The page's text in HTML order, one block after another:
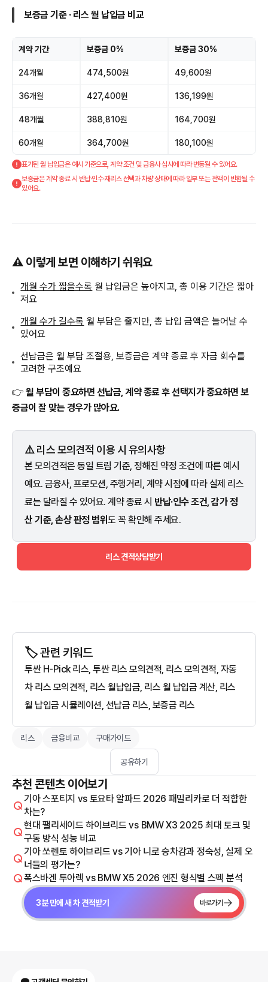
보증금 기준 · 리스 월 납입금 비교
계약 기간 보증금 0% 보증금 30%
24개월 474,500원 49,600원
36개월 427,400원 136,199원
48개월 388,810원 164,700원
60개월 364,700원 180,100원
표기된 월 납입금은 예시 기준으로, 계약 조건 및 금융사 심사에 따라 변동될 수 있어요.
보증금은 계약 종료 시 반납·인수·재리스 선택과 차량 상태에 따라 일부 또는 전액이 반환될 수
있어요.
⚠️ 이렇게 보면 이해하기 쉬워요
개월 수가 짧을수록 월 납입금은 높아지고, 총 이용 기간은 짧아
져요
개월 수가 길수록 월 부담은 줄지만, 총 납입 금액은 늘어날 수
있어요
선납금은 월 부담 조절용, 보증금은 계약 종료 후 자금 회수를
고려한 구조예요
👉 월 부담이 중요하면 선납금, 계약 종료 후 선택지가 중요하면 보
증금이 잘 맞는 경우가 많아요.
⚠️ 리스 모의견적 이용 시 유의사항
본 모의견적은 동일 트림 기준, 정해진 약정 조건에 따른 예시
예요. 금융사, 프로모션, 주행거리, 계약 시점에 따라 실제 리스
료는 달라질 수 있어요. 계약 종료 시 반납·인수 조건, 감가 정
산 기준, 손상 판정 범위도 꼭 확인해 주세요.
리스 견적상담받기
🏷️ 관련 키워드
투싼 H-Pick 리스, 투싼 리스 모의견적, 리스 모의견적, 자동
차 리스 모의견적, 리스 월납입금, 리스 월 납입금 계산, 리스
월 납입금 시뮬레이션, 선납금 리스, 보증금 리스
리스 금융비교 구매가이드
공유하기
추천 콘텐츠 이어보기
기아 스포티지 vs 토요타 알파드 2026 패밀리카로 더 적합한
차는?
현대 팰리세이드 하이브리드 vs BMW X3 2025 최대 토크 및
구동 방식 성능 비교
기아 쏘렌토 하이브리드 vs 기아 니로 승차감과 정숙성, 실제 오
너들의 평가는?
폭스바겐 투아렉 vs BMW X5 2026 엔진 형식별 스펙 분석
3분 만에 새 차 견적받기 바로가기